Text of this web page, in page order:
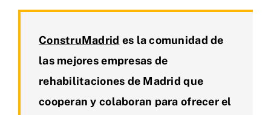
ConstruMadrid es la comunidad de
las mejores empresas de
rehabilitaciones de Madrid que
cooperan y colaboran para ofrecer el